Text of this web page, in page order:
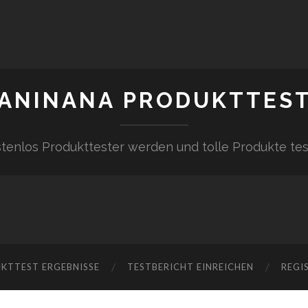
Produkttester werden und tolle Produkte
ERGEBNISSE TESTBERICHT EINREICHEN